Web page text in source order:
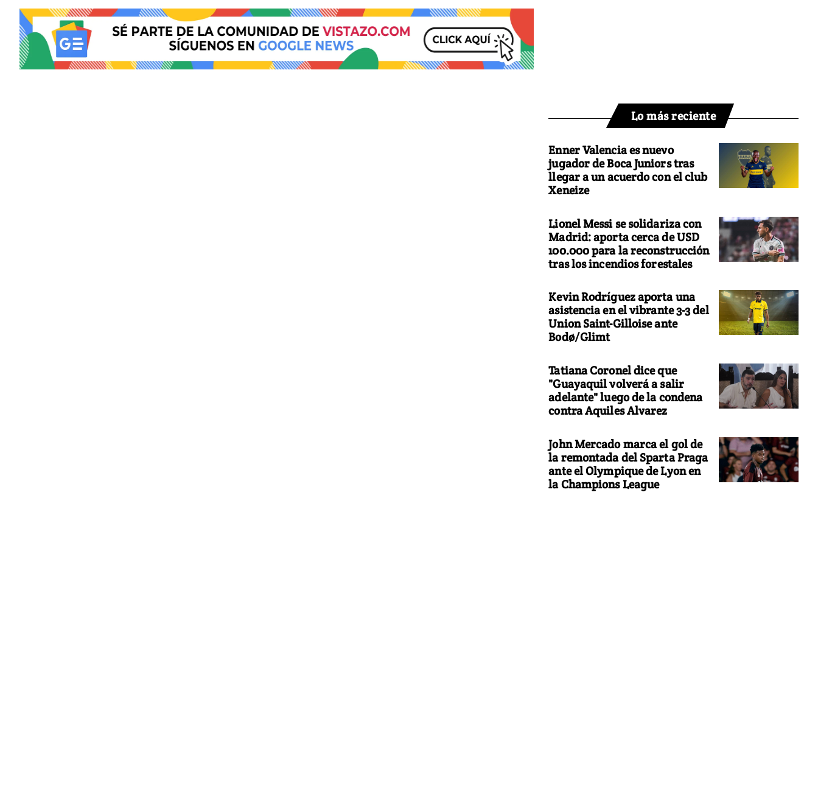
Lo más reciente
Enner Valencia es nuevo
jugador de Boca Juniors tras
llegar a un acuerdo con el club
Xeneize
Lionel Messi se solidariza con
Madrid: aporta cerca de USD
100.000 para la reconstrucción
tras los incendios forestales
Kevin Rodríguez aporta una
asistencia en el vibrante 3-3 del
Union Saint-Gilloise ante
Bodø/Glimt
Tatiana Coronel dice que
"Guayaquil volverá a salir
adelante" luego de la condena
contra Aquiles Alvarez
John Mercado marca el gol de
la remontada del Sparta Praga
ante el Olympique de Lyon en
la Champions League